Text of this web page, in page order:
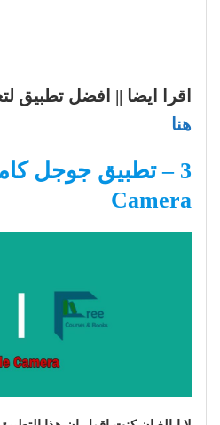
اقرا ايضا || افضل تطبيق
هنا
Camera